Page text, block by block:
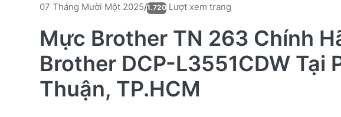
07 Tháng Mười Một 2025/1.720 Lượt xem trang
Mực Brother TN 263 Chính
Brother DCP-L3551CDW Tại
Thuận, TP.HCM